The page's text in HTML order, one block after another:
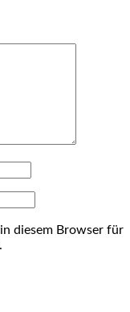
diesem Browser für